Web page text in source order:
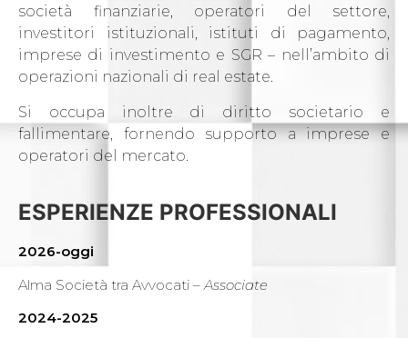
società finanziarie, operatori del settore,
investitori istituzionali, istituti di pagamento,
imprese di investimento e SGR – nell’ambito di
operazioni nazionali di real estate.
Si occupa inoltre di diritto societario e
fallimentare, fornendo supporto a imprese e
operatori del mercato.
ESPERIENZE PROFESSIONALI
2026-oggi
Alma Società tra Avvocati – Associate
2024-2025